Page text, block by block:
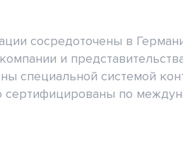
сосредоточены в
и
специальной системой
сертифицированы по